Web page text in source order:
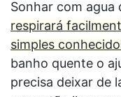
Sonhar com agua
respirará
simples
banho quente o
precisa deixar de